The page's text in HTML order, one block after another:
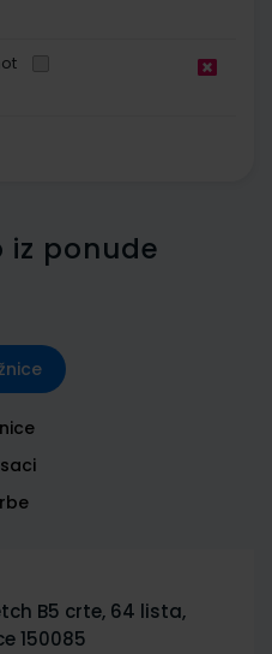
iz ponude
B5 crte, 64 lista,
150085